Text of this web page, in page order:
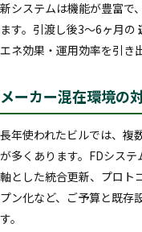
新システムは機能が豊富で
ます。引渡し後3〜6ヶ月の
エネ効果・運用効率を引き
メーカー混在環境の
長年使われたビルでは、複
が多くあります。FDシス
軸とした統合更新、プロト
プン化など、ご予算と既存
す。